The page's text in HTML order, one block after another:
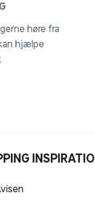
høre fra
hjælpe
.